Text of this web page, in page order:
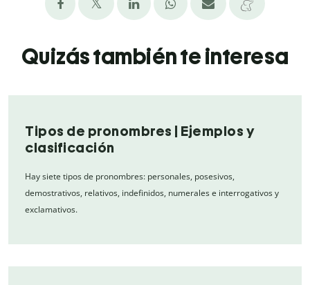
Quizás también te interesa
Tipos de pronombres | Ejemplos y
clasificación
Hay siete tipos de pronombres: personales, posesivos,
demostrativos, relativos, indefinidos, numerales e interrogativos y
exclamativos.